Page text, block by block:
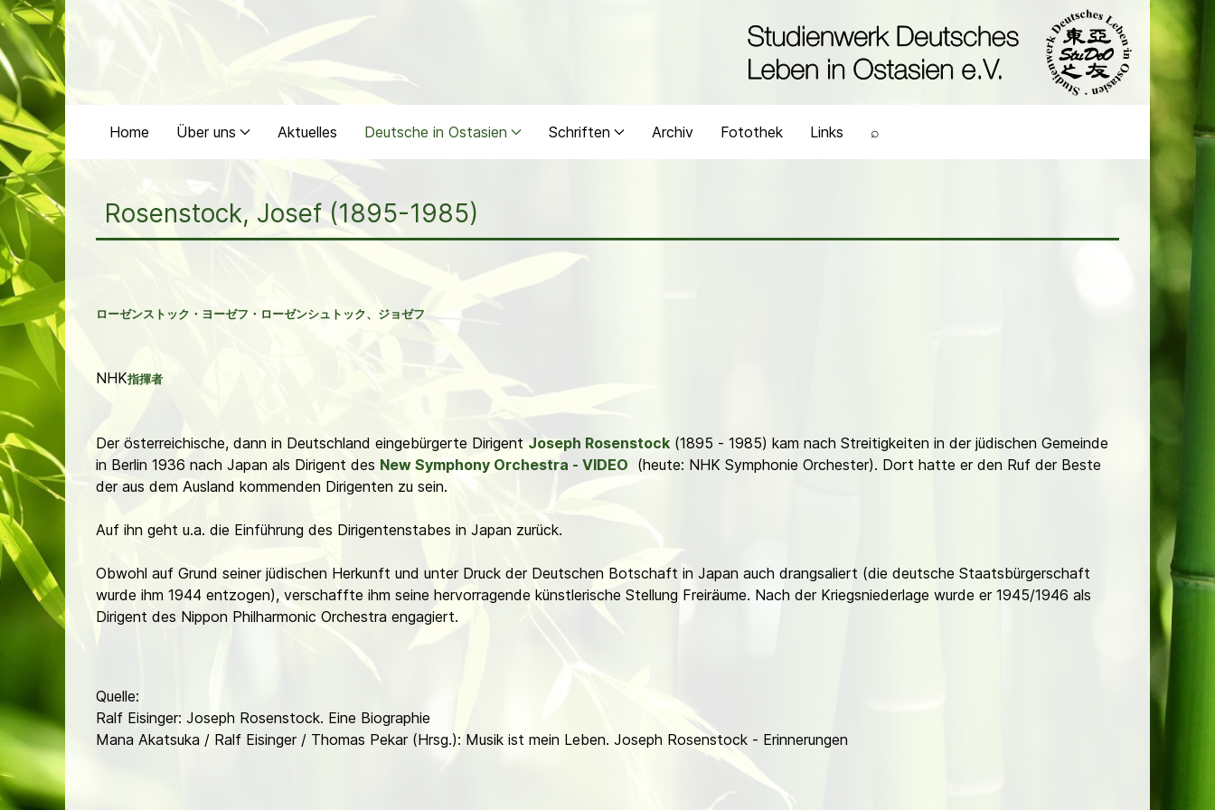
Home Über uns Aktuelles Deutsche in Ostasien Schriften Archiv Fotothek Links ⌕
Rosenstock, Josef (1895-1985)
ローゼンストック・ヨーゼフ・ローゼンシュトック、ジョゼフ
NHK指揮者
Der österreichische, dann in Deutschland eingebürgerte Dirigent Joseph Rosenstock (1895 - 1985) kam nach Streitigkeiten in der jüdischen Gemeinde
in Berlin 1936 nach Japan als Dirigent des New Symphony Orchestra - VIDEO (heute: NHK Symphonie Orchester). Dort hatte er den Ruf der Beste
der aus dem Ausland kommenden Dirigenten zu sein.
Auf ihn geht u.a. die Einführung des Dirigentenstabes in Japan zurück.
Obwohl auf Grund seiner jüdischen Herkunft und unter Druck der Deutschen Botschaft in Japan auch drangsaliert (die deutsche Staatsbürgerschaft
wurde ihm 1944 entzogen), verschaffte ihm seine hervorragende künstlerische Stellung Freiräume. Nach der Kriegsniederlage wurde er 1945/1946 als
Dirigent des Nippon Philharmonic Orchestra engagiert.
Quelle:
Ralf Eisinger: Joseph Rosenstock. Eine Biographie
Mana Akatsuka / Ralf Eisinger / Thomas Pekar (Hrsg.): Musik ist mein Leben. Joseph Rosenstock - Erinnerungen